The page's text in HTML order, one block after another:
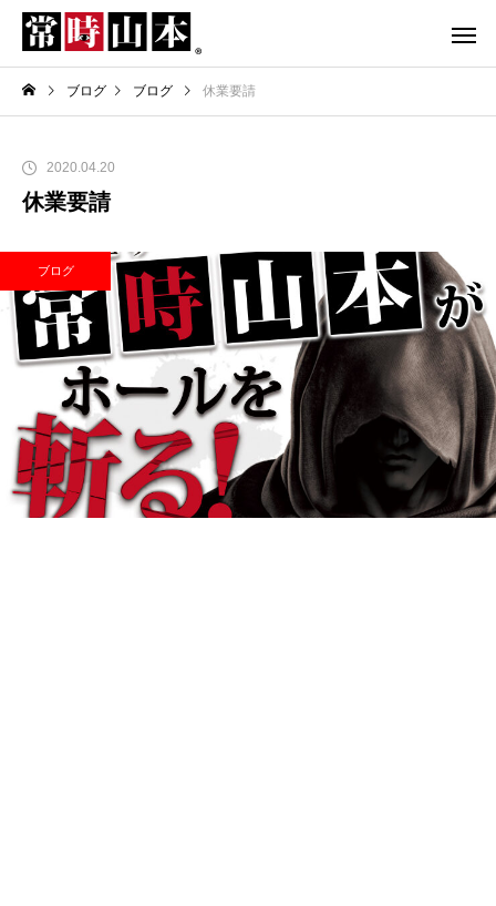
ブログ ブログ 休業要請
2020.04.20
休業要請
ブログ